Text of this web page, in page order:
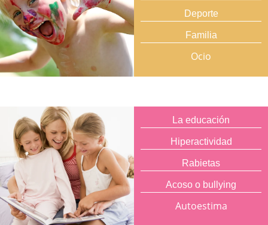
Deporte
Familia
Ocio
La educación
Hiperactividad
Rabietas
Acoso o bullying
Autoestima